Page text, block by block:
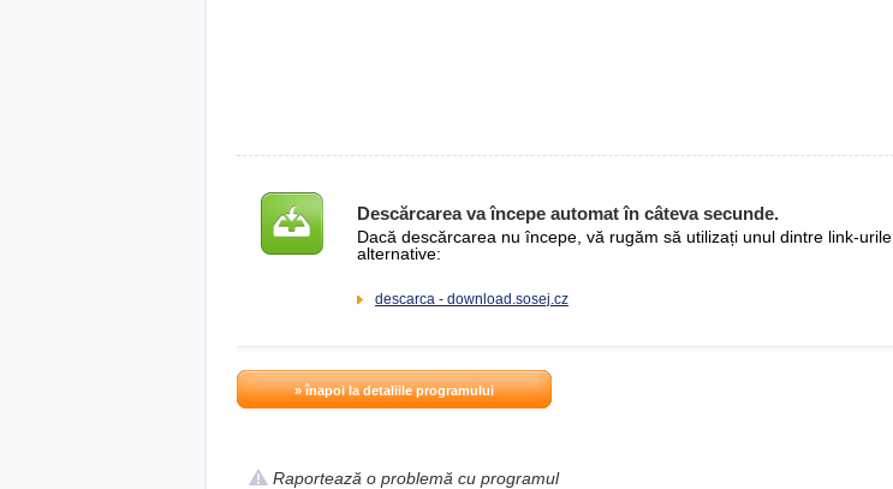
Descărcarea va începe automat în câteva secunde.
Dacă descărcarea nu începe, vă rugăm să utilizați unul dintre link-urile
alternative:
descarca - download.sosej.cz
» înapoi la detaliile programului
Raportează o problemă cu programul